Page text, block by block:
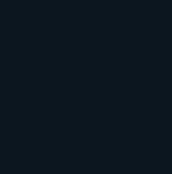
welke vorderingen als
dienen te worden
kan niet worden
bedoeling had de bijzondere
van koophandel ten aanzien
binnenvaart te beperken
opsomming van een in de
daden van koophandel aan te
geval onder art. 633 van het
van Koophandel,
van de rechtbank, dat een
daden van koophandel